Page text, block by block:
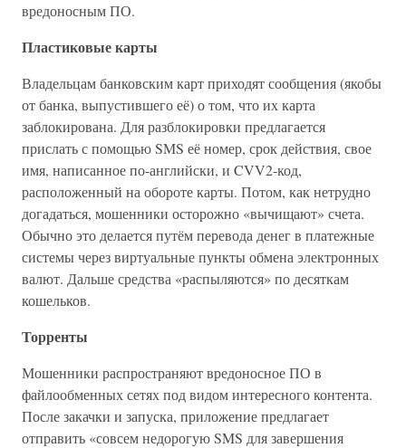
вредоносным ПО.
Пластиковые карты
Владельцам банковским карт приходят сообщения (якобы
от банка, выпустившего её) о том, что их карта
заблокирована. Для разблокировки предлагается
прислать с помощью SMS её номер, срок действия, свое
имя, написанное по-английски, и CVV2-код,
расположенный на обороте карты. Потом, как нетрудно
догадаться, мошенники осторожно «вычищают» счета.
Обычно это делается путём перевода денег в платежные
системы через виртуальные пункты обмена электронных
валют. Дальше средства «распыляются» по десяткам
кошельков.
Торренты
Мошенники распространяют вредоносное ПО в
файлообменных сетях под видом интересного контента.
После закачки и запуска, приложение предлагает
отправить «совсем недорогую SMS для завершения